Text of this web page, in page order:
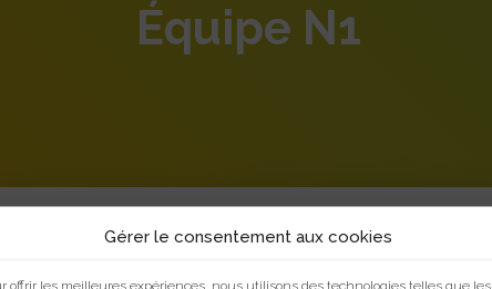
Gérer le consentement aux cookies
offrir les meilleures expériences, nous utilisons des technologies telles que les
Équipe N1